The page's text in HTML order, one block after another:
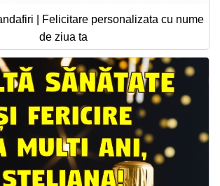
| Felicitare personalizata cu nume
de ziua ta